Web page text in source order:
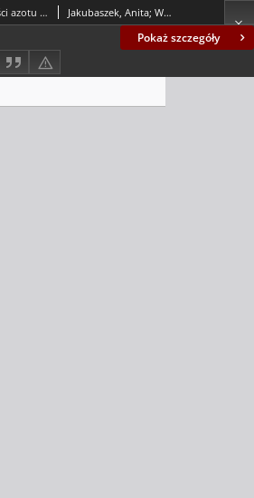
Pokaż szczegóły
Analiza statystyczna zawartości azotu ogólnego w złożu oczyszczalni hydrofitowej w Małyszynie = Statistical analysis of total nitrogen in the soil of constructed wetland in Małyszyn Jakubaszek, Anita; Wojciech, Magdalena